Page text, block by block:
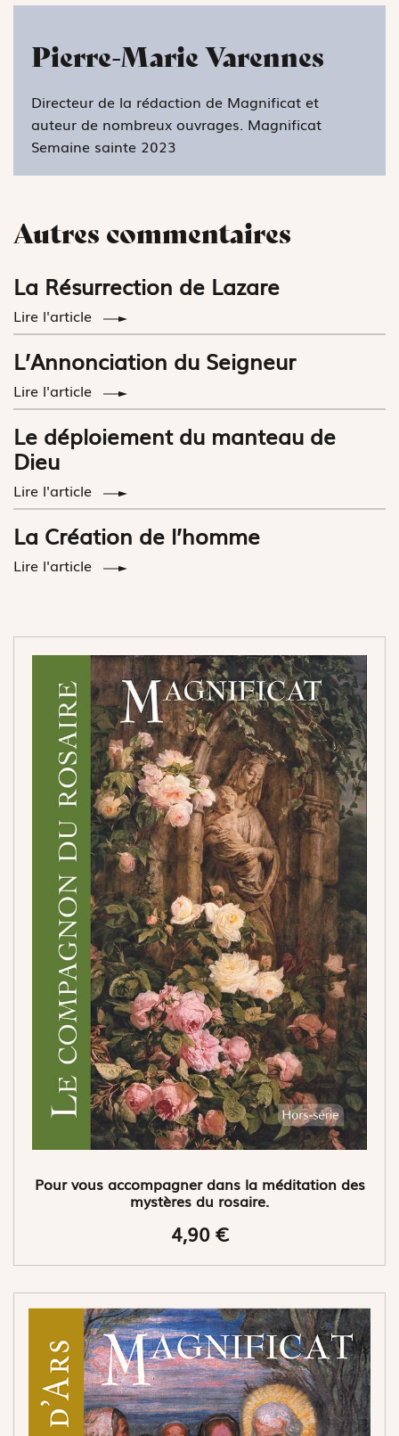
Pierre-Marie Varennes
Directeur de la rédaction de Magnificat et
auteur de nombreux ouvrages. Magnificat
Semaine sainte 2023
Autres commentaires
La Résurrection de Lazare
Lire l'article
L’Annonciation du Seigneur
Lire l'article
Le déploiement du manteau de
Dieu
Lire l'article
La Création de l’homme
Lire l'article
Pour vous accompagner dans la méditation des
mystères du rosaire.
4,90 €